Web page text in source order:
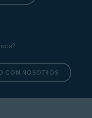
CON NOSOTROS